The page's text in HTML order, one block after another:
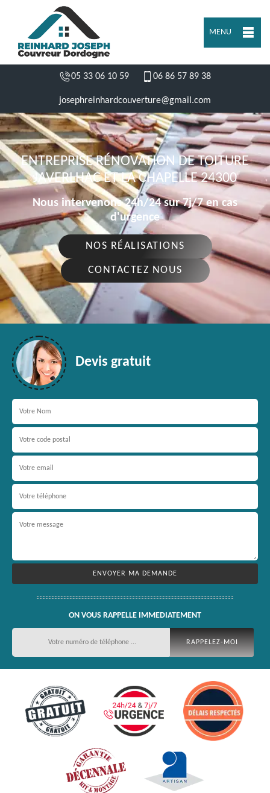
MENU
05 33 06 10 59 06 86 57 89 38
josephreinhardcouverture@gmail.com
ENTREPRISE RÉNOVATION DE TOITURE
JAVERLHAC ET LA CHAPELLE 24300
Nous intervenons 24h/24 sur 7j/7 en cas
d'urgence
NOS RÉALISATIONS
CONTACTEZ NOUS
Devis gratuit
ON VOUS RAPPELLE IMMEDIATEMENT